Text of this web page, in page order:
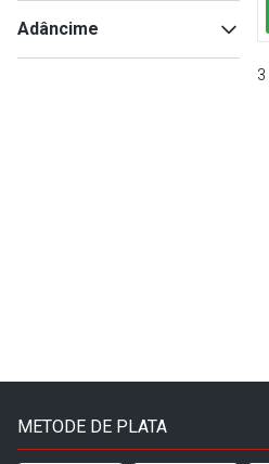
Adâncime
3
METODE DE PLATA